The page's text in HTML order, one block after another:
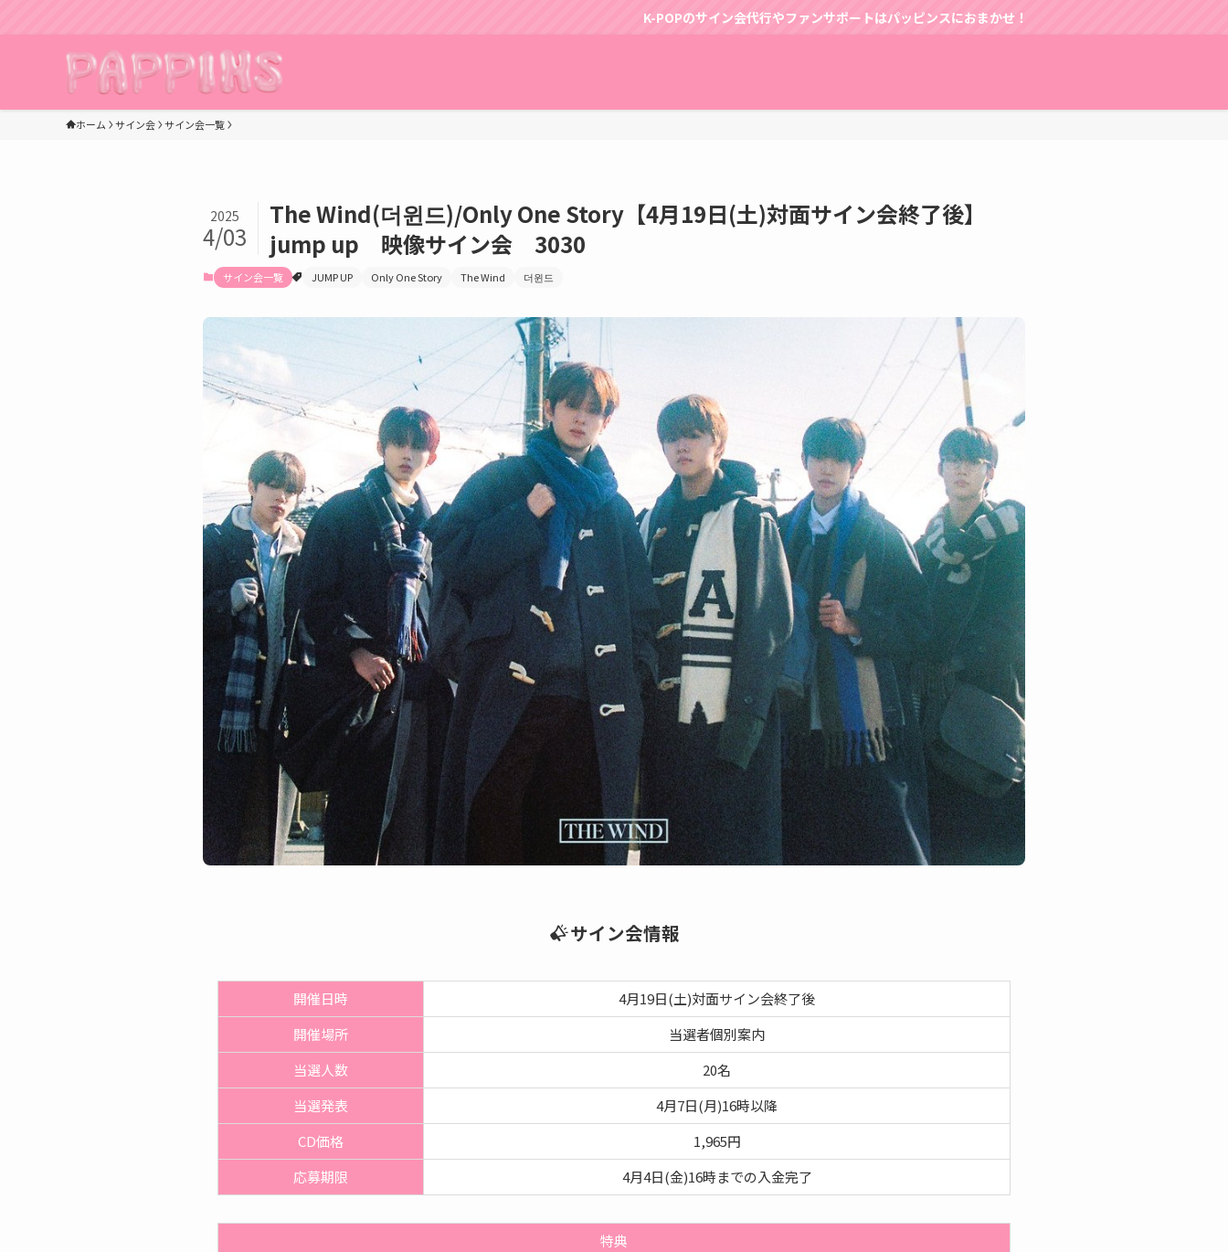
K-POPのサイン会代行やファンサポートはパッピンスにおまかせ！
ホーム サイン会 サイン会一覧
The Wind(더윈드)/Only One Story【4月19日(土)対面サイン会終了後】
jump up 映像サイン会 3030
2025
4/03
サイン会一覧 JUMP UP Only One Story The Wind 더윈드
サイン会情報
開催日時
4月19日(土)対面サイン会終了後
開催場所
当選者個別案内
当選人数
20名
当選発表
4月7日(月)16時以降
CD価格
1,965円
応募期限
4月4日(金)16時までの入金完了
特典